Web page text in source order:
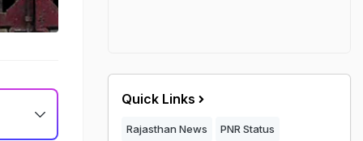
Quick Links
Rajasthan News PNR Status